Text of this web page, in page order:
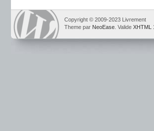
Copyright © 2009-2023 Livrement
Theme par NeoEase . Valide XHTML